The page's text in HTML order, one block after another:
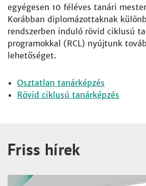
egyégesen 10 féléves tanári
Korábban diplomázottaknak
rendszerben induló rövid ciklusú
programokkal (RCL) nyújtunk
lehetőséget.
Osztatlan tanárképzés
Rövid ciklusú tanárképzés
Friss hírek